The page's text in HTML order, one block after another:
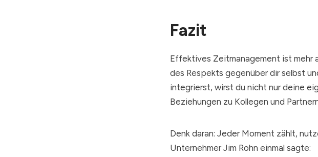
Fazit
Effektives Zeitmanagement ist mehr
des Respekts gegenüber dir selbst
integrierst, wirst du nicht nur deine
Beziehungen zu Kollegen und
Denk daran: Jeder Moment zählt,
Unternehmer Jim Rohn einmal sagte: